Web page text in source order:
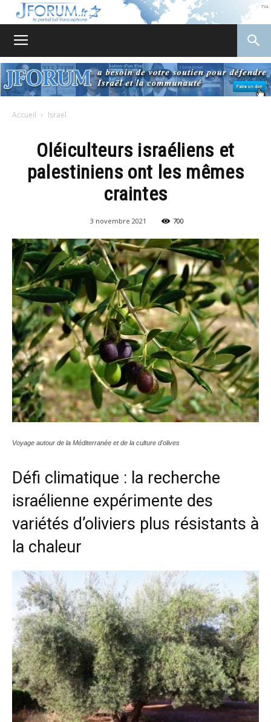
Accueil Israel
Oléiculteurs israéliens et
palestiniens ont les mêmes
craintes
3 novembre 2021 700
Voyage autour de la Méditerranée et de la culture d'olives
Défi climatique : l a recherche
israélienne expérimente des
variétés d’oliviers plus résistants à
la chaleur